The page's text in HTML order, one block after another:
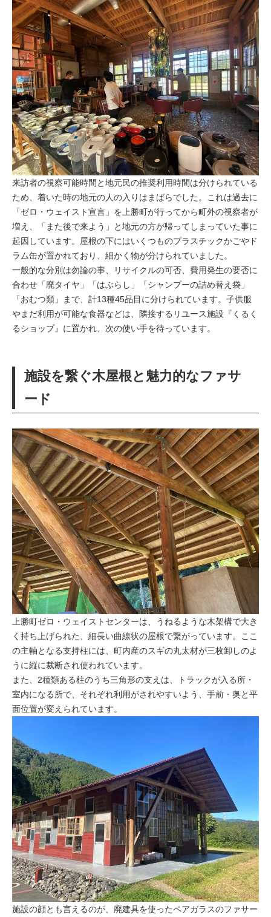
来訪者の視察可能時間と地元民の推奨利用時間は分けられている
ため、着いた時の地元の人の入りはまばらでした。これは過去に
「ゼロ・ウェイスト宣言」を上勝町が行ってから町外の視察者が
増え、「また後で来よう」と地元の方が帰ってしまっていた事に
起因しています。屋根の下にはいくつものプラスチックかごやド
ラム缶が置かれており、細かく物が分けられていました。
一般的な分別は勿論の事、リサイクルの可否、費用発生の要否に
合わせ「廃タイヤ」「はぶらし」「シャンプーの詰め替え袋」
「おむつ類」まで、計13種45品目に分けられています。子供服
やまだ利用が可能な食器などは、隣接するリユース施設『くるく
るショップ』に置かれ、次の使い手を待っています。
施設を繋ぐ木屋根と魅力的なファサ
ード
上勝町ゼロ・ウェイストセンターは、うねるような木架構で大き
く持ち上げられた、細長い曲線状の屋根で繋がっています。ここ
の主軸となる支持柱には、町内産のスギの丸太材が三枚卸しのよ
うに縦に裁断され使われています。
また、2種類ある柱のうち三角形の支えは、トラックが入る所・
室内になる所で、それぞれ利用がされやすいよう、手前・奥と平
面位置が変えられています。
施設の顔とも言えるのが、廃建具を使ったペアガラスのファサー